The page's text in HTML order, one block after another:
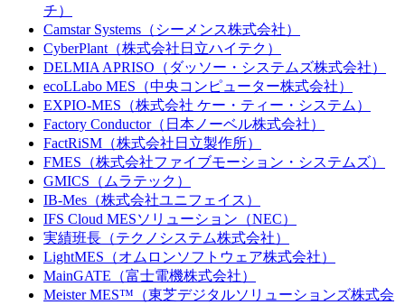
チ）
Camstar Systems（シーメンス株式会社）
CyberPlant（株式会社日立ハイテク）
DELMIA APRISO（ダッソー・システムズ株式会社）
ecoLLabo MES（中央コンピューター株式会社）
EXPIO-MES（株式会社 ケー・ティー・システム）
Factory Conductor（日本ノーベル株式会社）
FactRiSM（株式会社日立製作所）
FMES（株式会社ファイブモーション・システムズ）
GMICS（ムラテック）
IB-Mes（株式会社ユニフェイス）
IFS Cloud MESソリューション（NEC）
実績班長（テクノシステム株式会社）
LightMES（オムロンソフトウェア株式会社）
MainGATE（富士電機株式会社）
Meister MES™（東芝デジタルソリューションズ株式会